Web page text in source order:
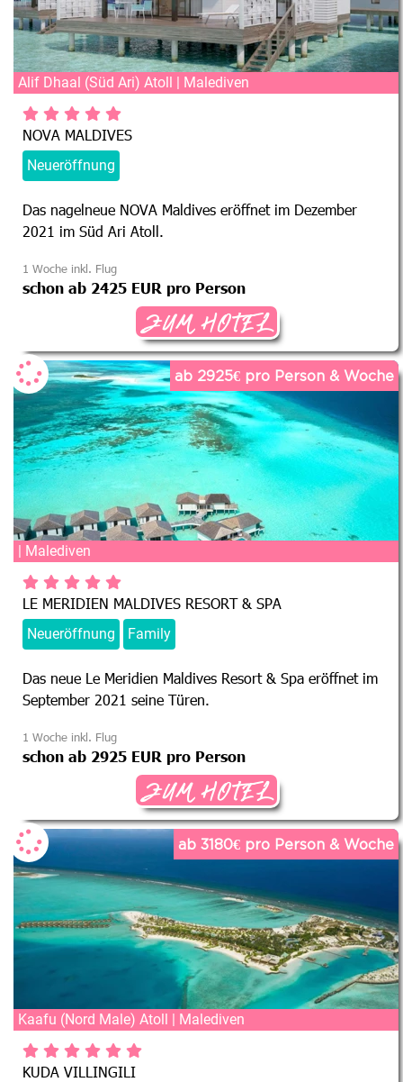
Alif Dhaal (Süd Ari) Atoll | Malediven
NOVA MALDIVES
Neueröffnung
Das nagelneue NOVA Maldives eröffnet im Dezember
2021 im Süd Ari Atoll.
1 Woche inkl. Flug
schon ab 2425 EUR pro Person
ZUM HOTEL
ab 2925€ pro Person & Woche
| Malediven
LE MERIDIEN MALDIVES RESORT & SPA
Neueröffnung
Family
Das neue Le Meridien Maldives Resort & Spa eröffnet im
September 2021 seine Türen.
1 Woche inkl. Flug
schon ab 2925 EUR pro Person
ZUM HOTEL
ab 3180€ pro Person & Woche
Kaafu (Nord Male) Atoll | Malediven
KUDA VILLINGILI